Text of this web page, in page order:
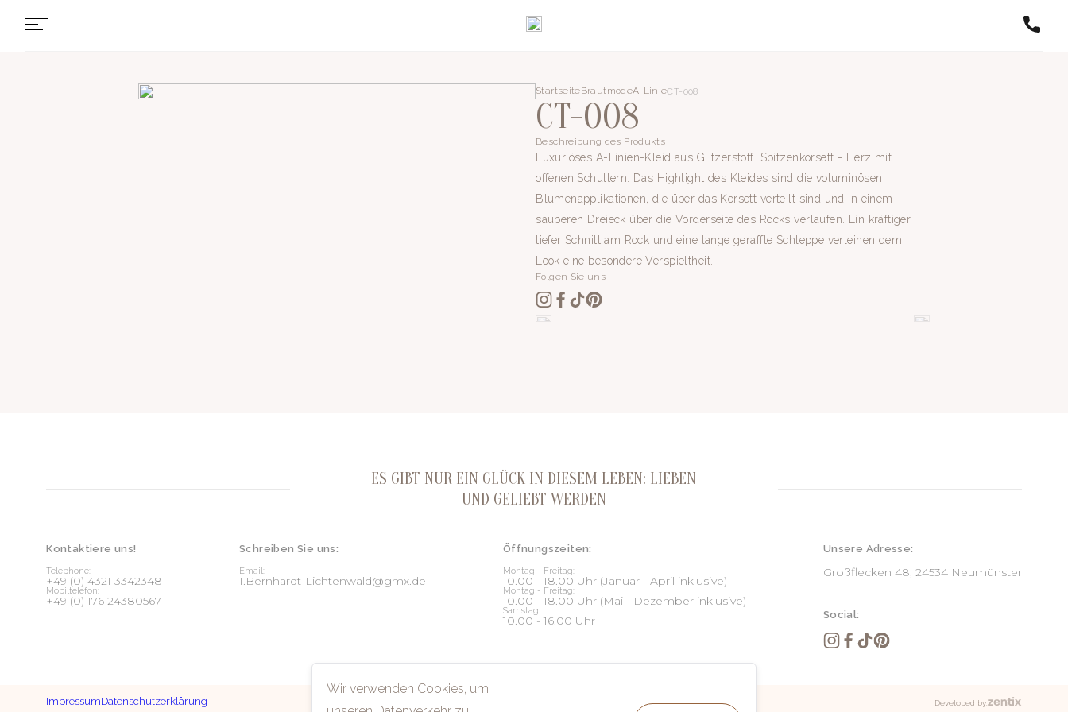
StartseiteBrautmodeA-LinieCT-008
CT-008
Beschreibung des Produkts
Luxuriöses A-Linien-Kleid aus Glitzerstoff. Spitzenkorsett - Herz mit
offenen Schultern. Das Highlight des Kleides sind die voluminösen
Blumenapplikationen, die über das Korsett verteilt sind und in einem
sauberen Dreieck über die Vorderseite des Rocks verlaufen. Ein kräftiger
tiefer Schnitt am Rock und eine lange geraffte Schleppe verleihen dem
Look eine besondere Verspieltheit.
Folgen Sie uns
ES GIBT NUR EIN GLÜCK IN DIESEM LEBEN: LIEBEN
UND GELIEBT WERDEN
Kontaktiere uns!
Telephone:
+49 (0) 4321 3342348
Mobiltelefon:
+49 (0) 176 24380567
Schreiben Sie uns:
Email:
I.Bernhardt-Lichtenwald@gmx.de
Öffnungszeiten:
Montag - Freitag:
10.00 - 18.00 Uhr (Januar - April inklusive)
Montag - Freitag:
10.00 - 18.00 Uhr (Mai - Dezember inklusive)
Samstag:
10.00 - 16.00 Uhr
Unsere Adresse:
Großflecken 48, 24534 Neumünster
Social:
ImpressumDatenschutzerklärung © 2026 JILS BRIDE BRAUT- & ABENDMODE Developed by:
Wir verwenden Cookies, um